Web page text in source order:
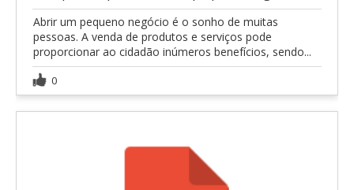
Abrir um pequeno negócio é o sonho de muitas
pessoas. A venda de produtos e serviços pode
proporcionar ao cidadão inúmeros benefícios, sendo...
0